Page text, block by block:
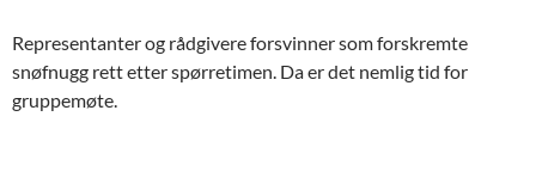
Representanter og rådgivere forsvinner som forskremte
snøfnugg rett etter spørretimen. Da er det nemlig tid for
gruppemøte.